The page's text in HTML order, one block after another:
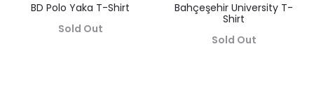
BD Polo Yaka T-Shirt
Sold Out
Bahçeşehir University T-
Shirt
Sold Out